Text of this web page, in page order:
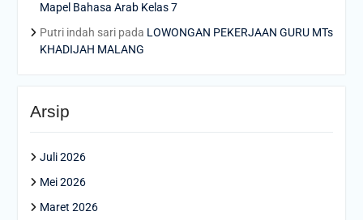
Mapel Bahasa Arab Kelas 7
Putri indah saripada LOWONGAN PEKERJAAN GURU MTs
KHADIJAH MALANG
Arsip
Juli 2026
Mei 2026
Maret 2026